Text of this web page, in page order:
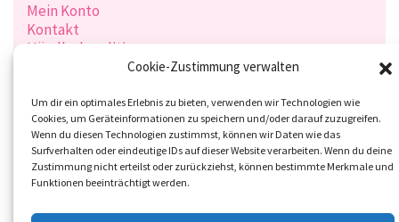
Cookie-Zustimmung verwalten
Um dir ein optimales Erlebnis zu bieten, verwenden wir Technologien wie
Cookies, um Geräteinformationen zu speichern und/oder darauf zuzugreifen.
Wenn du diesen Technologien zustimmst, können wir Daten wie das
Surfverhalten oder eindeutige IDs auf dieser Website verarbeiten. Wenn du deine
Zustimmung nicht erteilst oder zurückziehst, können bestimmte Merkmale und
Funktionen beeinträchtigt werden.
Mein Konto
Kontakt
Händlerkonditionen
Zahlungsarten
Social-Media